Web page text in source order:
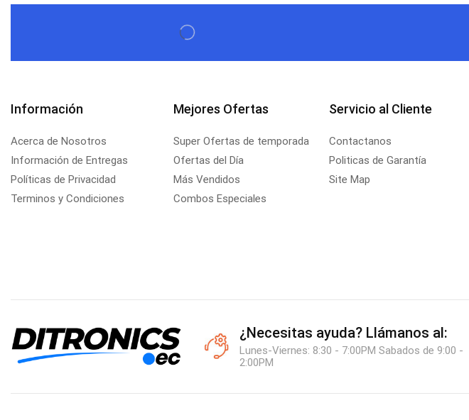
Información
Acerca de Nosotros
Información de Entregas
Políticas de Privacidad
Terminos y Condiciones
Mejores Ofertas
Super Ofertas de temporada
Ofertas del Día
Más Vendidos
Combos Especiales
Servicio al Cliente
Contactanos
Politicas de Garantía
Site Map
¿Necesitas ayuda? Llámanos al:
Lunes-Viernes: 8:30 - 7:00PM Sabados de 9:00 -
2:00PM